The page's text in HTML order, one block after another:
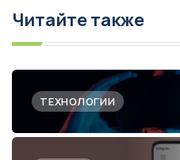
Читайте также
ТЕХНОЛОГИИ